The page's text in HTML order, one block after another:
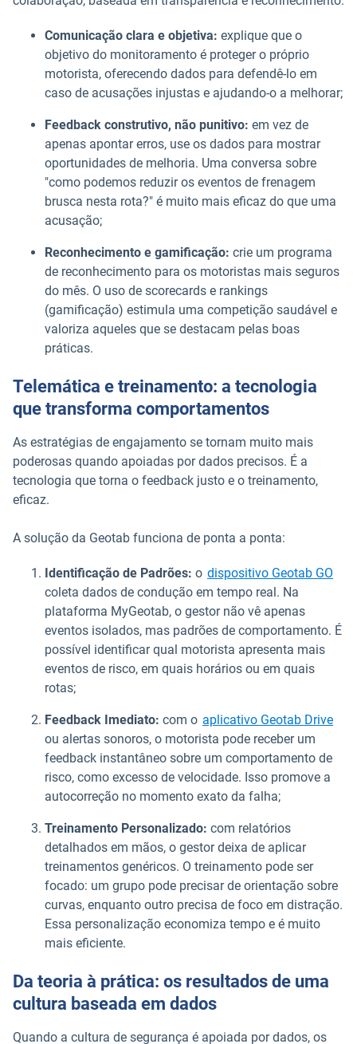
Comunicação clara e objetiva: explique que o
objetivo do monitoramento é proteger o próprio
motorista, oferecendo dados para defendê-lo em
caso de acusações injustas e ajudando-o a melhorar;
Feedback construtivo, não punitivo: em vez de
apenas apontar erros, use os dados para mostrar
oportunidades de melhoria. Uma conversa sobre
"como podemos reduzir os eventos de frenagem
brusca nesta rota?" é muito mais eficaz do que uma
acusação;
Reconhecimento e gamificação: crie um programa
de reconhecimento para os motoristas mais seguros
do mês. O uso de scorecards e rankings
(gamificação) estimula uma competição saudável e
valoriza aqueles que se destacam pelas boas
práticas.
Telemática e treinamento: a tecnologia
que transforma comportamentos
As estratégias de engajamento se tornam muito mais
poderosas quando apoiadas por dados precisos. É a
tecnologia que torna o feedback justo e o treinamento,
eficaz.
A solução da Geotab funciona de ponta a ponta:
Identificação de Padrões: o dispositivo Geotab GO
coleta dados de condução em tempo real. Na
plataforma MyGeotab, o gestor não vê apenas
eventos isolados, mas padrões de comportamento. É
possível identificar qual motorista apresenta mais
eventos de risco, em quais horários ou em quais
rotas;
Feedback Imediato: com o aplicativo Geotab Drive
ou alertas sonoros, o motorista pode receber um
feedback instantâneo sobre um comportamento de
risco, como excesso de velocidade. Isso promove a
autocorreção no momento exato da falha;
Treinamento Personalizado: com relatórios
detalhados em mãos, o gestor deixa de aplicar
treinamentos genéricos. O treinamento pode ser
focado: um grupo pode precisar de orientação sobre
curvas, enquanto outro precisa de foco em distração.
Essa personalização economiza tempo e é muito
mais eficiente.
Da teoria à prática: os resultados de uma
cultura baseada em dados
Quando a cultura de segurança é apoiada por dados, os